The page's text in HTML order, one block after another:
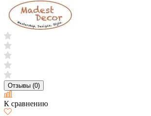
Отзывы (0)
К сравнению